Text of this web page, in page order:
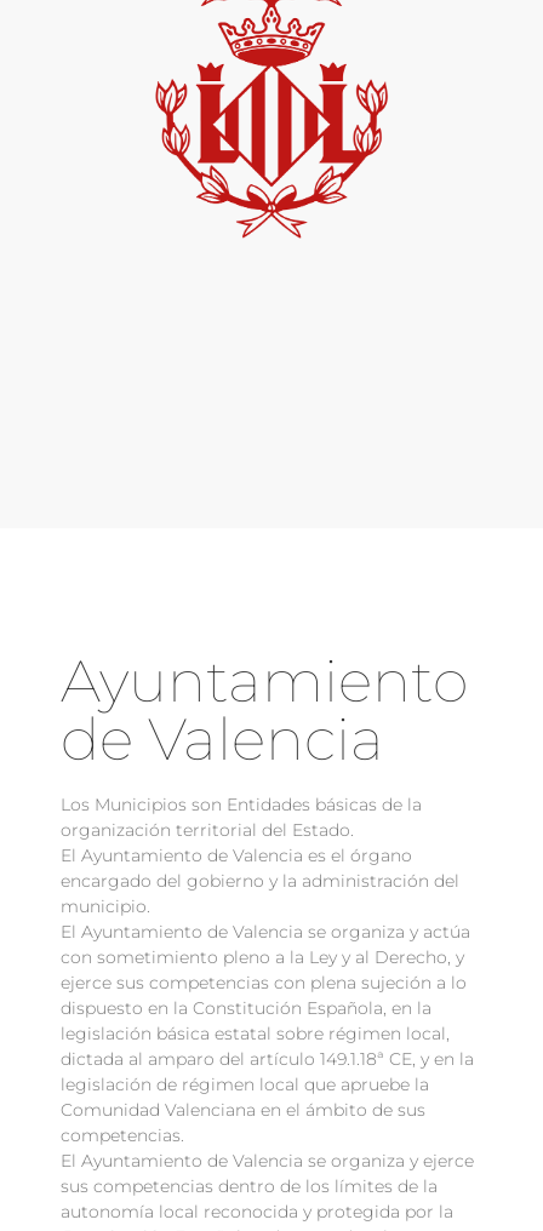
Ayuntamiento
de Valencia
Los Municipios son Entidades básicas de la
organización territorial del Estado.
El Ayuntamiento de Valencia es el órgano
encargado del gobierno y la administración del
municipio.
El Ayuntamiento de Valencia se organiza y actúa
con sometimiento pleno a la Ley y al Derecho, y
ejerce sus competencias con plena sujeción a lo
dispuesto en la Constitución Española, en la
legislación básica estatal sobre régimen local,
dictada al amparo del artículo 149.1.18ª CE, y en la
legislación de régimen local que apruebe la
Comunidad Valenciana en el ámbito de sus
competencias.
El Ayuntamiento de Valencia se organiza y ejerce
sus competencias dentro de los límites de la
autonomía local reconocida y protegida por la